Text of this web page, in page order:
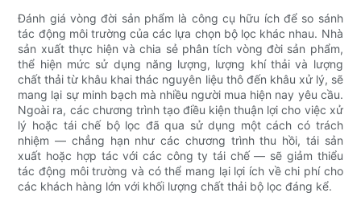
Đánh giá vòng đời sản phẩm là công cụ hữu ích để so sánh
tác động môi trường của các lựa chọn bộ lọc khác nhau. Nhà
sản xuất thực hiện và chia sẻ phân tích vòng đời sản phẩm,
thể hiện mức sử dụng năng lượng, lượng khí thải và lượng
chất thải từ khâu khai thác nguyên liệu thô đến khâu xử lý, sẽ
mang lại sự minh bạch mà nhiều người mua hiện nay yêu cầu.
Ngoài ra, các chương trình tạo điều kiện thuận lợi cho việc xử
lý hoặc tái chế bộ lọc đã qua sử dụng một cách có trách
nhiệm — chẳng hạn như các chương trình thu hồi, tái sản
xuất hoặc hợp tác với các công ty tái chế — sẽ giảm thiểu
tác động môi trường và có thể mang lại lợi ích về chi phí cho
các khách hàng lớn với khối lượng chất thải bộ lọc đáng kể.